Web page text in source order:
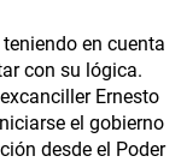
en cuenta
con su lógica.
Ernesto
el gobierno
desde el Poder